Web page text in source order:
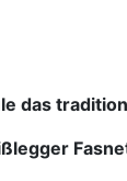
das